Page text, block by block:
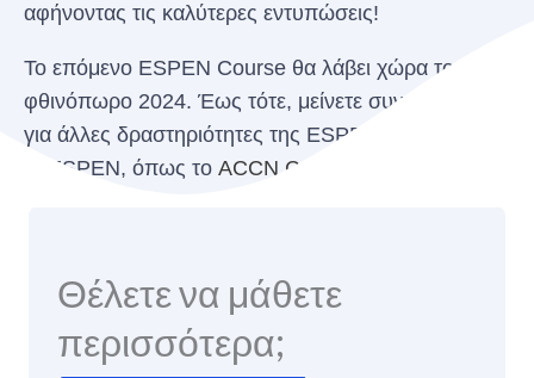
αφήνοντας τις καλύτερες εντυπώσεις!
Το επόμενο ESPEN Course θα λάβει χώρα το
φθινόπωρο 2024. Έως τότε, μείνετε συντονισμένοι
για άλλες δραστηριότητες της ESPEN και της
GrESPEN, όπως το ACCN Course
Θέλετε να μάθετε
περισσότερα;